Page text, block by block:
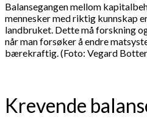
Balansegangen mellom
mennesker med riktig kunnskap
landbruket. Dette må forskning
når man forsøker å endre
bærekraftig. (Foto: Vegard
Krevende